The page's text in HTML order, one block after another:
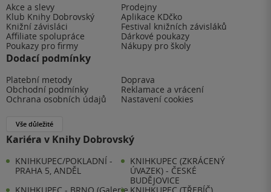
Akce a slevy
Prodejny
Klub Knihy Dobrovský
Aplikace KDčko
Knižní závisláci
Festival knižních závisláků
Affiliate spolupráce
Dárkové poukazy
Poukazy pro firmy
Nákupy pro školy
Dodací podmínky
Platební metody
Doprava
Obchodní podmínky
Reklamace a vrácení
Ochrana osobních údajů
Nastavení cookies
Vše důležité
Kariéra v Knihy Dobrovský
KNIHKUPEC/POKLADNÍ -
PRAHA 5, ANDĚL
KNIHKUPEC (ZKRÁCENÝ
ÚVAZEK) - ČESKÉ
BUDĚJOVICE